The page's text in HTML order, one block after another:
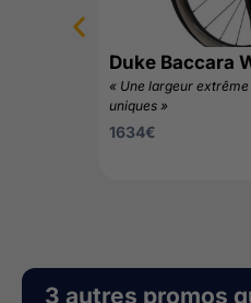
Duke Baccara
« Une largeur
uniques »
1634€
3 autres promos